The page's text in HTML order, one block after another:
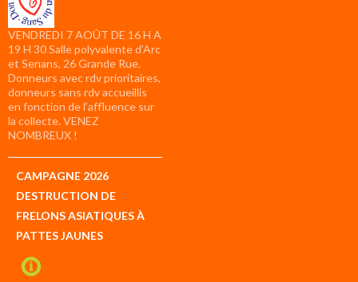
VENDREDI 7 AOÛT DE 16 H A
19 H 30 Salle polyvalente d’Arc
et Senans, 26 Grande Rue.
Donneurs avec rdv prioritaires,
donneurs sans rdv accueillis
en fonction de l’affluence sur
la collecte. VENEZ
NOMBREUX !
CAMPAGNE 2026
DESTRUCTION DE
FRELONS ASIATIQUES À
PATTES JAUNES